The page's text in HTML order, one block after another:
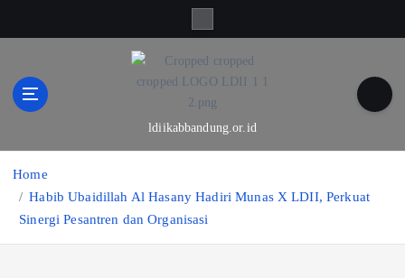
o
ldiikabbandung.or.id
Home
Habib Ubaidillah Al Hasany Hadiri Munas X LDII, Perkuat
Sinergi Pesantren dan Organisasi